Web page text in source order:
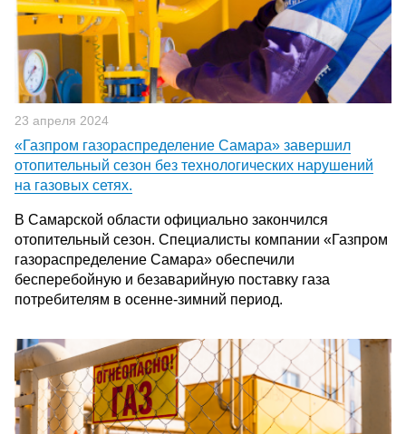
23 апреля 2024
«Газпром газораспределение Самара» завершил
отопительный сезон без технологических нарушений
на газовых сетях.
В Самарской области официально закончился
отопительный сезон. Специалисты компании «Газпром
газораспределение Самара» обеспечили
бесперебойную и безаварийную поставку газа
потребителям в осенне-зимний период.